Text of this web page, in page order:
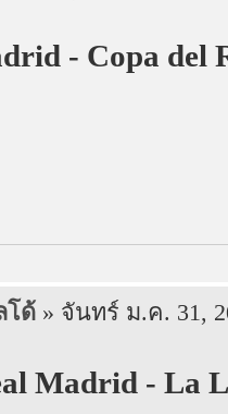
- Copa del
โด้ » จันทร์ ม.ค. 31,
Madrid - La